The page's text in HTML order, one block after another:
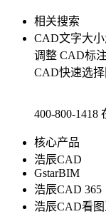
相关搜索
CAD文字大
调整 CAD标
CAD快速选
400-800-1418
核心产品
浩辰CAD
GstarBIM
浩辰CAD 365
浩辰CAD看图